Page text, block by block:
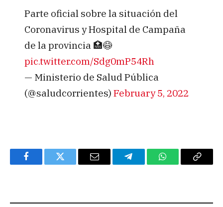
Parte oficial sobre la situación del
Coronavirus y Hospital de Campaña
de la provincia 🏥😷
pic.twitter.com/Sdg0mP54Rh
— Ministerio de Salud Pública
(@saludcorrientes) February 5, 2022
FacebookTwitter Email TelegramWhatsAppCopy